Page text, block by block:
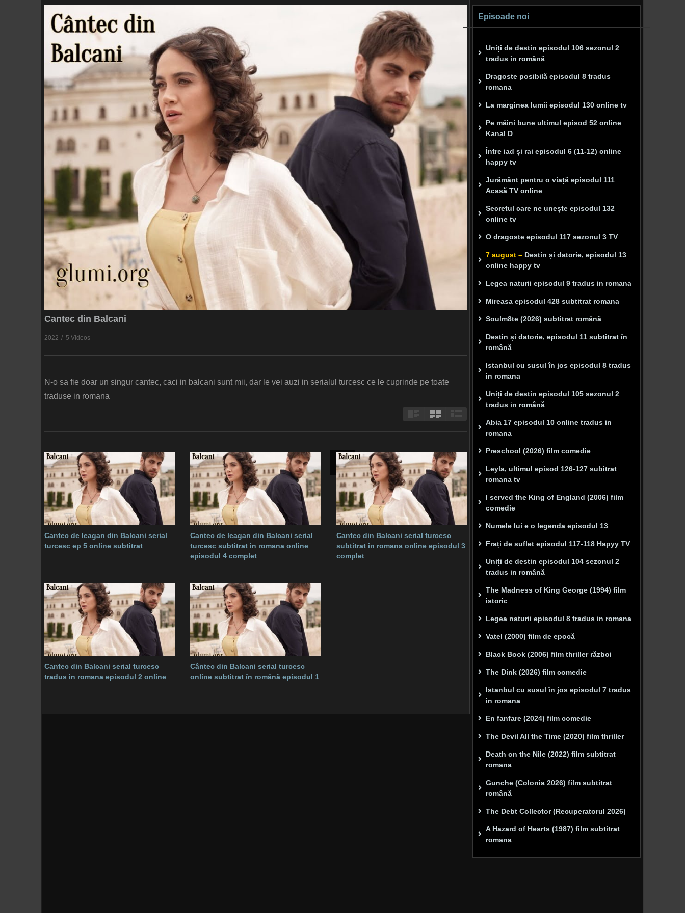
Cantec din Balcani
2022 5 Videos
N-o sa fie doar un singur cantec, caci in balcani sunt mii, dar le vei auzi in serialul turcesc ce le cuprinde pe toate
traduse in romana
Cantec de leagan din Balcani serial
turcesc ep 5 online subtitrat
Cantec de leagan din Balcani serial
turcesc subtitrat in romana online
episodul 4 complet
Cantec din Balcani serial turcesc
subtitrat in romana online episodul 3
complet
Cantec din Balcani serial turcesc
tradus in romana episodul 2 online
Cântec din Balcani serial turcesc
online subtitrat în română episodul 1
Episoade noi
Uniți de destin episodul 106 sezonul 2
tradus in română
Dragoste posibilă episodul 8 tradus
romana
La marginea lumii episodul 130 online tv
Pe mâini bune ultimul episod 52 online
Kanal D
Între iad și rai episodul 6 (11-12) online
happy tv
Jurământ pentru o viață episodul 111
Acasă TV online
Secretul care ne unește episodul 132
online tv
O dragoste episodul 117 sezonul 3 TV
7 august – Destin și datorie, episodul 13
online happy tv
Legea naturii episodul 9 tradus in romana
Mireasa episodul 428 subtitrat romana
Soulm8te (2026) subtitrat română
Destin și datorie, episodul 11 subtitrat în
română
Istanbul cu susul în jos episodul 8 tradus
in romana
Uniți de destin episodul 105 sezonul 2
tradus in română
Abia 17 episodul 10 online tradus in
romana
Preschool (2026) film comedie
Leyla, ultimul episod 126-127 subitrat
romana tv
I served the King of England (2006) film
comedie
Numele lui e o legenda episodul 13
Frați de suflet episodul 117-118 Hapyy TV
Uniți de destin episodul 104 sezonul 2
tradus in română
The Madness of King George (1994) film
istoric
Legea naturii episodul 8 tradus in romana
Vatel (2000) film de epocă
Black Book (2006) film thriller război
The Dink (2026) film comedie
Istanbul cu susul în jos episodul 7 tradus
in romana
En fanfare (2024) film comedie
The Devil All the Time (2020) film thriller
Death on the Nile (2022) film subtitrat
romana
Gunche (Colonia 2026) film subtitrat
română
The Debt Collector (Recuperatorul 2026)
A Hazard of Hearts (1987) film subtitrat
romana